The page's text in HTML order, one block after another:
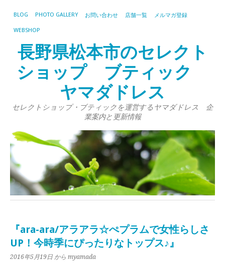
BLOG PHOTO GALLERY お問い合わせ 店舗一覧 メルマガ登録
WEBSHOP
長野県松本市のセレクト
ショップ ブティック
ヤマダドレス
セレクトショップ・ブティックを運営するヤマダドレス 企
業案内と更新情報
『ara-ara/アラアラ☆ぺプラムで女性らしさ
UP！今時季にぴったりなトップス♪』
2016年5月19日 から myamada